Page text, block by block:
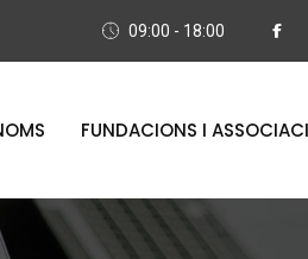
09:00 - 18:00
FUNDACIONS I